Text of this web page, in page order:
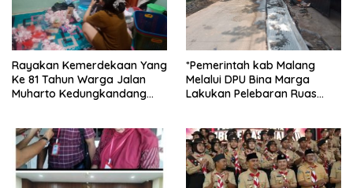
Rayakan Kemerdekaan Yang
Ke 81 Tahun Warga Jalan
Muharto Kedungkandang
*Pemerintah kab Malang
Melalui DPU Bina Marga
Lakukan Pelebaran Ruas